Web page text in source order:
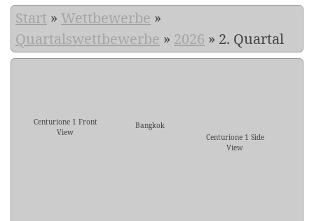
Start » Wettbewerbe »
Quartalswettbewerbe » 2026 » 2. Quartal
Centurione 1 Front
View
Bangkok
Centurione 1 Side
View